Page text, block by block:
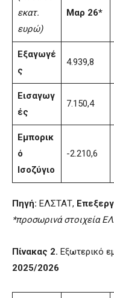
εκατ.
ευρώ)
Μαρ 26*
Εξαγωγέ
ς
4.939,8
Εισαγωγ
ές
7.150,4
Εμπορικ
ό
Ισοζύγιο
-2.210,6
Πηγή: ΕΛΣΤΑΤ,
*προσωρινά στοιχεία
Πίνακας 2. Εξωτερικό
2025/2026